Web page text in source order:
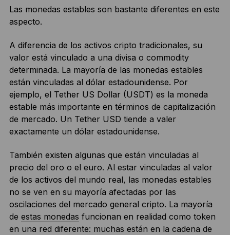
Las monedas estables son bastante diferentes en este
aspecto.
A diferencia de los activos cripto tradicionales, su
valor está vinculado a una divisa o commodity
determinada. La mayoría de las monedas estables
están vinculadas al dólar estadounidense. Por
ejemplo, el Tether US Dollar (USDT) es la moneda
estable más importante en términos de capitalización
de mercado. Un Tether USD tiende a valer
exactamente un dólar estadounidense.
También existen algunas que están vinculadas al
precio del oro o el euro. Al estar vinculadas al valor
de los activos del mundo real, las monedas estables
no se ven en su mayoría afectadas por las
oscilaciones del mercado general cripto. La mayoría
de estas monedas funcionan en realidad como token
en una red diferente: muchas están en la cadena de